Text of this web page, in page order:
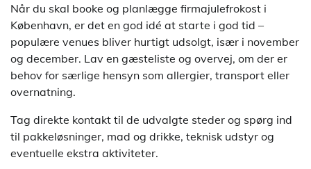
Når du skal booke og planlægge firmajulefrokost i
København, er det en god idé at starte i god tid –
populære venues bliver hurtigt udsolgt, især i november
og december. Lav en gæsteliste og overvej, om der er
behov for særlige hensyn som allergier, transport eller
overnatning.
Tag direkte kontakt til de udvalgte steder og spørg ind
til pakkeløsninger, mad og drikke, teknisk udstyr og
eventuelle ekstra aktiviteter.